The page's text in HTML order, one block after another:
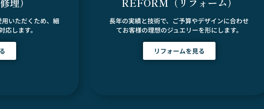
いただくため、細
応します。
長年の実績と技術で、ご予算やデザインに合わせ
てお客様の理想のジュエリーを形にします。
リフォームを見る